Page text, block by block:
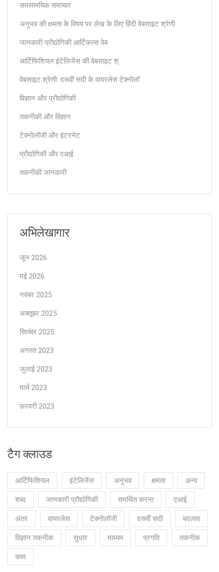
समसामयिक समाचार
अनुभव की क्षमता के विषय पर लेख के लिए हिंदी वेबसाइट श्रेणी
जानकारी प्रौद्योगिकी आर्टिकल्स वेब
आर्टिफिशियल इंटेलिजेंस की वेबसाइट श्
वेबसाइट श्रेणी: दसवीं सदी के वायरलेस टेक्नोलॉ
विज्ञान और प्रौद्योगिकी
तकनीकी और विज्ञान
टेक्नोलॉजी और इंटरनेट
प्रौद्योगिकी और एआई
तकनीकी जानकारी
अभिलेखागार
जून 2026
मई 2026
नवंबर 2025
अक्तूबर 2025
सितंबर 2025
अगस्त 2023
जुलाई 2023
मार्च 2023
फ़रवरी 2023
टैग क्लाउड
आर्टिफिशियल इंटेलिजेंस अनुभव क्षमता अन्य
शब्द जानकारी प्रौद्योगिकी समर्थित करना एआई
अंतर वायरलेस टेक्नोलॉजी दसवीं सदी बदलाव
विज्ञान तकनीक सुधार माध्यम प्रगति तकनीक
काम